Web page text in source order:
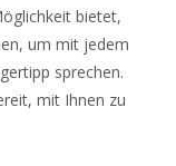
bietet,
um mit jedem
sprechen.
mit Ihnen zu